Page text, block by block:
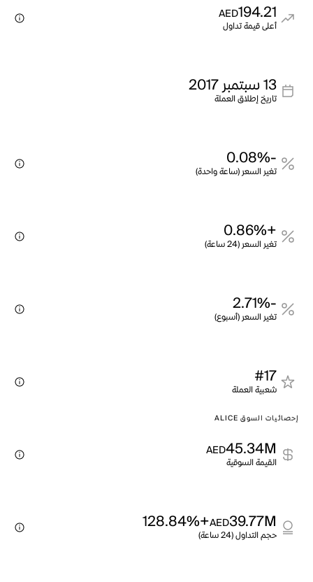
194.21
AED
أعلى قيمة تداول
13 سبتمبر 2017
تاريخ إطلاق العملة
-0.08%
تغير السعر (ساعة واحدة)
+0.86%
تغير السعر (24 ساعة)
-2.71%
تغير السعر (أسبوع)
#17
شعبية العملة
إحصائيات السوق ALICE
45.34M
AED
القيمة السوقية
39.77M
AED
+128.84%
حجم التداول (24 ساعة)